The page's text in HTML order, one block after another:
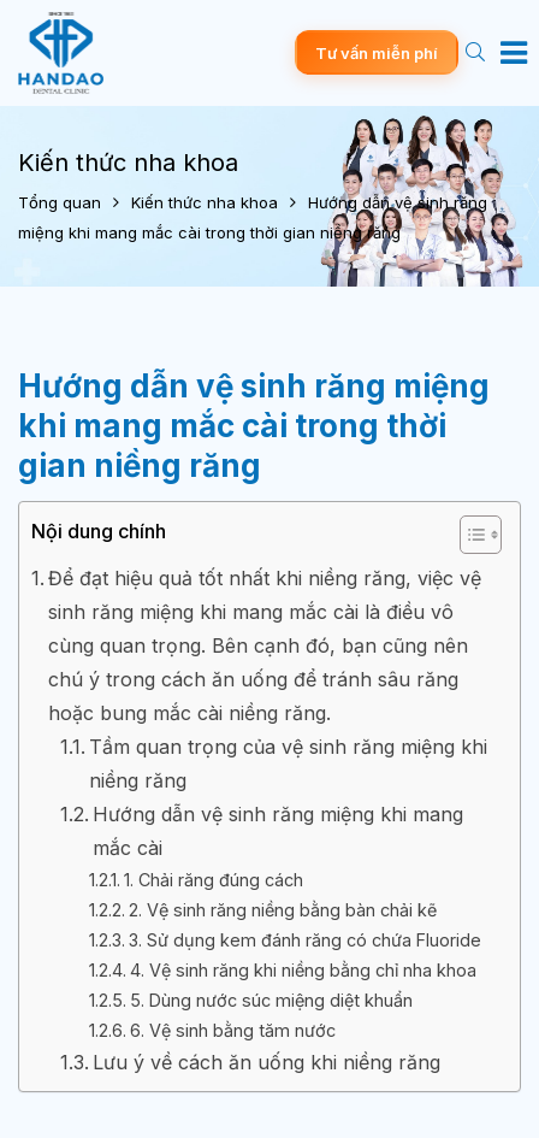
Tư vấn miễn phí
Kiến thức nha khoa
Tổng quan Kiến thức nha khoa
Hướng dẫn vệ sinh răng
miệng khi mang mắc cài trong thời gian niềng răng
Hướng dẫn vệ sinh răng miệng
khi mang mắc cài trong thời
gian niềng răng
Nội dung chính
Để đạt hiệu quả tốt nhất khi niềng răng, việc vệ
sinh răng miệng khi mang mắc cài là điều vô
cùng quan trọng. Bên cạnh đó, bạn cũng nên
chú ý trong cách ăn uống để tránh sâu răng
hoặc bung mắc cài niềng răng.
Tầm quan trọng của vệ sinh răng miệng khi
niềng răng
Hướng dẫn vệ sinh răng miệng khi mang
mắc cài
1. Chải răng đúng cách
2. Vệ sinh răng niềng bằng bàn chải kẽ
3. Sử dụng kem đánh răng có chứa Fluoride
4. Vệ sinh răng khi niềng bằng chỉ nha khoa
5. Dùng nước súc miệng diệt khuẩn
6. Vệ sinh bằng tăm nước
Lưu ý về cách ăn uống khi niềng răng